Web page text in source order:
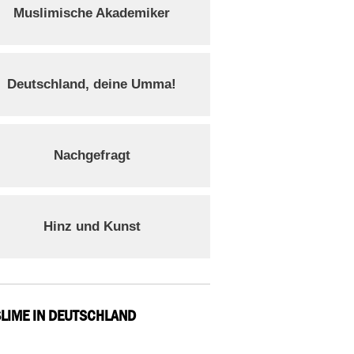
Muslimische Akademiker
Deutschland, deine Umma!
Nachgefragt
Hinz und Kunst
IN DEUTSCHLAND